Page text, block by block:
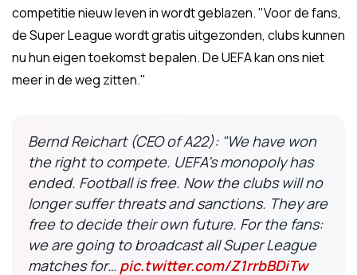
competitie nieuw leven in wordt geblazen. "Voor de fans,
de Super League wordt gratis uitgezonden, clubs kunnen
nu hun eigen toekomst bepalen. De UEFA kan ons niet
meer in de weg zitten."
Bernd Reichart (CEO of A22): "We have won
the right to compete. UEFA's monopoly has
ended. Football is free. Now the clubs will no
longer suffer threats and sanctions. They are
free to decide their own future. For the fans:
we are going to broadcast all Super League
matches for… pic.twitter.com/Z1rrbBDiTw